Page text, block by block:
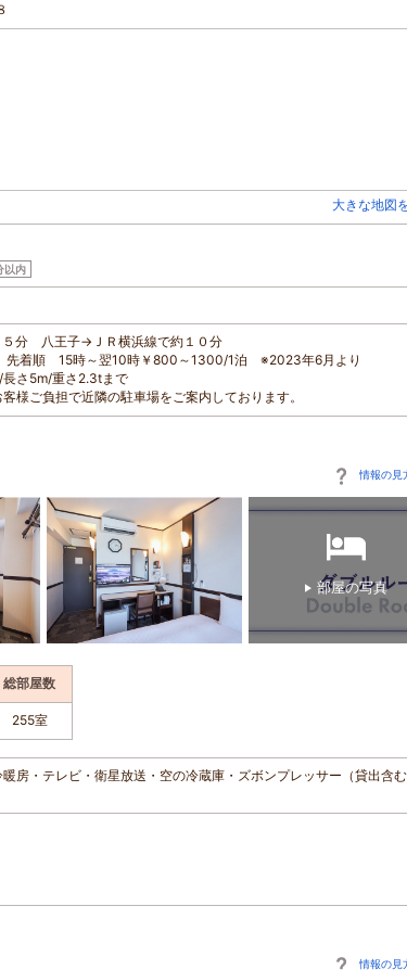
大きな地図
以内
５分 八王子→ＪＲ横浜線で約１０分
先着順 15時～翌10時￥800～1300/1泊 ※2023年6月より
さ5m/重さ2.3tまで
様ご負担で近隣の駐車場をご案内しております。
情報の見
部屋の写真
総部屋数
255室
房・テレビ・衛星放送・空の冷蔵庫・ズボンプレッサー（貸出含む
情報の見